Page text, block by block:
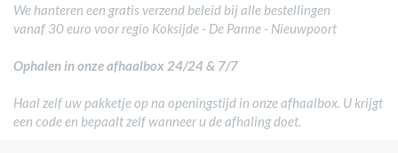
We hanteren een gratis verzend beleid bij alle bestellingen
vanaf 30 euro voor regio Koksijde - De Panne - Nieuwpoort
Ophalen in onze afhaalbox 24/24 & 7/7
Haal zelf uw pakketje op na openingstijd in onze afhaalbox. U krijgt
een code en bepaalt zelf wanneer u de afhaling doet.